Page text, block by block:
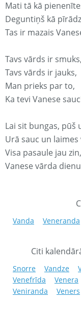
Mati tā kā
Deguntiņš kā
Tas ir mazais
Tavs vārds ir smuks,
Tavs vārds ir jauks,
Man prieks par to,
Ka tevi Vanese
Lai sit bungas, pūš
Urā sauc un laimes
Visa pasaule jau zin,
Vanese vārda
Vanda Veneranda
Citi
Snorre Vandze
Venefrīda
Venera
Veniranda
Veners